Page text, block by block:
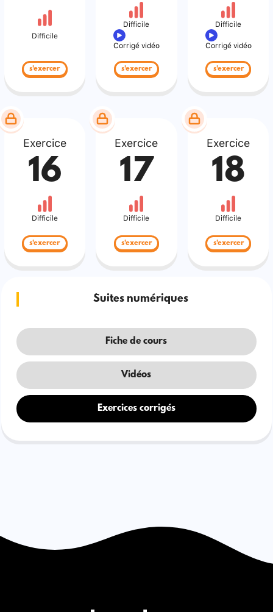
Difficile
s'exercer
Difficile
Corrigé vidéo
s'exercer
Difficile
Corrigé vidéo
s'exercer
Exercice
16
Difficile
s'exercer
Exercice
17
Difficile
s'exercer
Exercice
18
Difficile
s'exercer
Suites numériques
Fiche de cours
Vidéos
Exercices corrigés